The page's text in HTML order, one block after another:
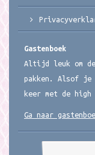
Gastenboek
Altijd leuk om
pakken. Alsof je
keer met de high
Ga naar